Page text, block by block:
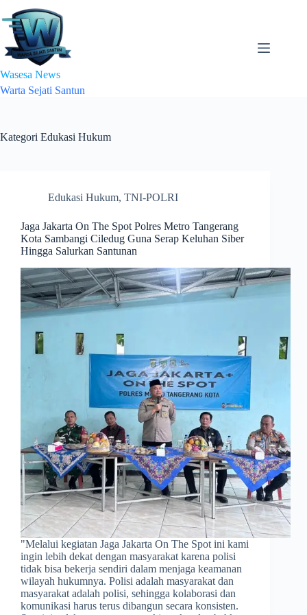
to
content
Wasesa News
Warta Sejati Santun
Kategori Edukasi Hukum
Edukasi Hukum, TNI-POLRI
Jaga Jakarta On The Spot Polres Metro Tangerang
Kota Sambangi Ciledug Guna Serap Keluhan Siber
Hingga Salurkan Santunan
​"Melalui kegiatan Jaga Jakarta On The Spot ini kami
ingin lebih dekat dengan masyarakat karena polisi
tidak bisa bekerja sendiri dalam menjaga keamanan
wilayah hukumnya. Polisi adalah masyarakat dan
masyarakat adalah polisi, sehingga kolaborasi dan
komunikasi harus terus dibangun secara konsisten.